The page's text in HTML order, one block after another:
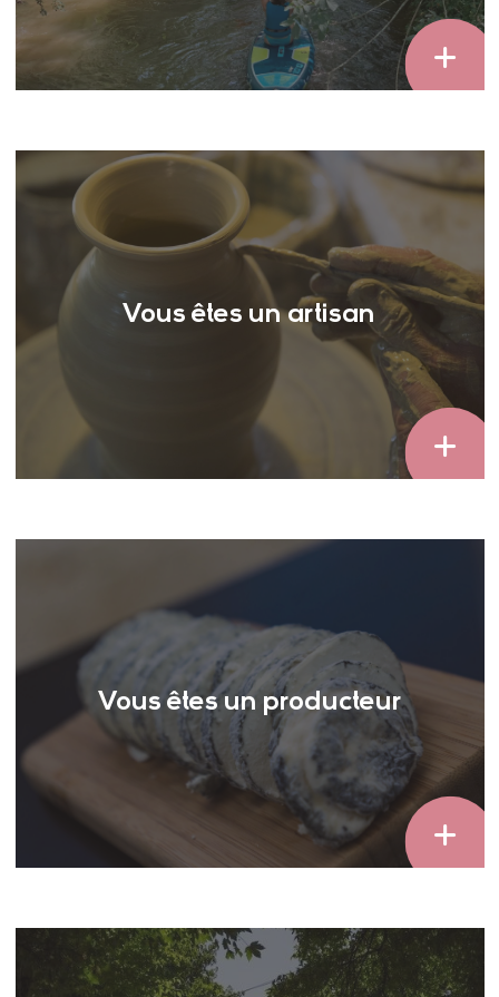
Vous êtes un artisan
Vous êtes un producteur